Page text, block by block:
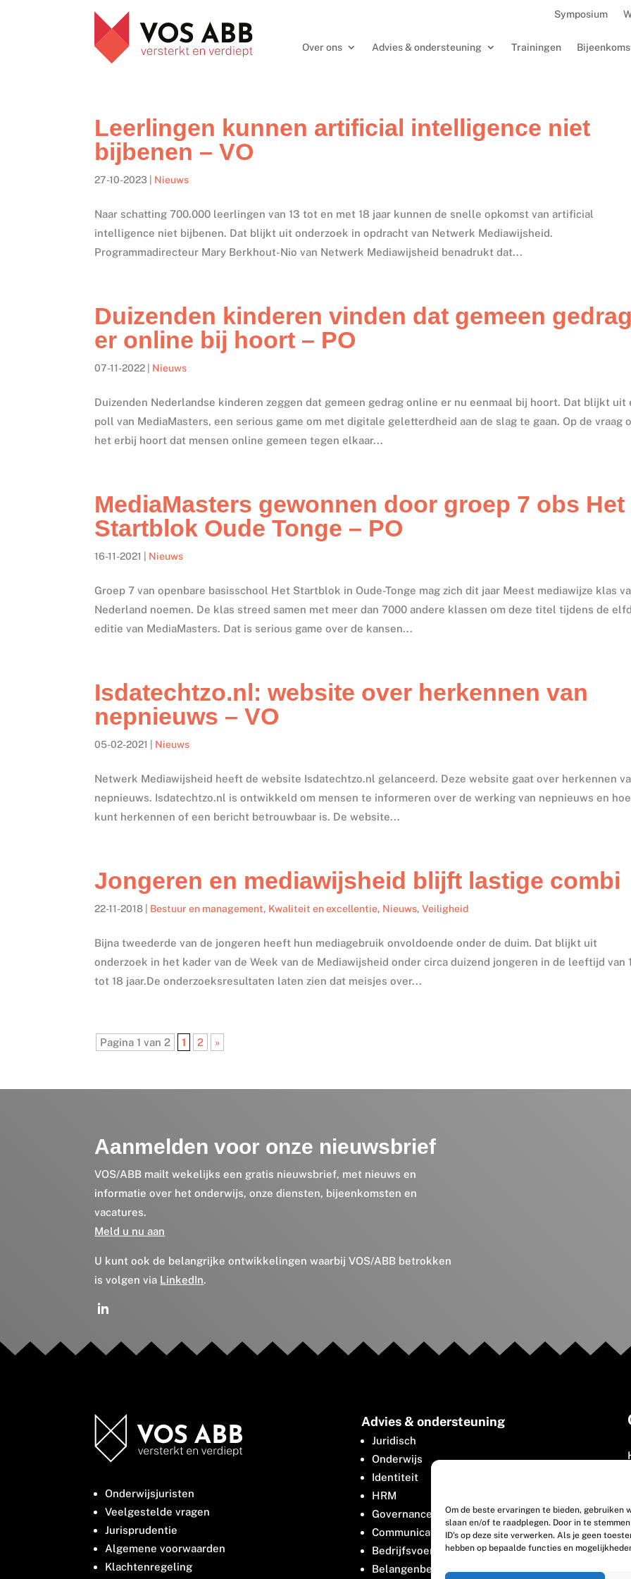
Om de beste ervaringen te bieden,
slaan en/of te raadplegen. Door in te
ID's op deze site verwerken. Als je geen
hebben op bepaalde functies en
Symposium
Over ons Advies & ondersteuning Trainingen
Leerlingen kunnen artificial intelligence niet
bijbenen – VO
27-10-2023 Nieuws
Naar schatting 700.000 leerlingen van 13 tot en met 18 jaar kunnen de snelle opkomst van artificial
intelligence niet bijbenen. Dat blijkt uit onderzoek in opdracht van Netwerk Mediawijsheid.
Programmadirecteur Mary Berkhout-Nio van Netwerk Mediawijsheid benadrukt dat...
Duizenden kinderen vinden dat gemeen
er online bij hoort – PO
07-11-2022 Nieuws
Duizenden Nederlandse kinderen zeggen dat gemeen gedrag online er nu eenmaal bij hoort. Dat blijkt uit
poll van MediaMasters, een serious game om met digitale geletterdheid aan de slag te gaan. Op de vraag
het erbij hoort dat mensen online gemeen tegen elkaar...
MediaMasters gewonnen door groep 7 obs Het
Startblok Oude Tonge – PO
16-11-2021 Nieuws
Groep 7 van openbare basisschool Het Startblok in Oude-Tonge mag zich dit jaar Meest mediawijze klas
Nederland noemen. De klas streed samen met meer dan 7000 andere klassen om deze titel tijdens de
editie van MediaMasters. Dat is serious game over de kansen...
Isdatechtzo.nl: website over herkennen van
nepnieuws – VO
05-02-2021 Nieuws
Netwerk Mediawijsheid heeft de website Isdatechtzo.nl gelanceerd. Deze website gaat over herkennen
nepnieuws. Isdatechtzo.nl is ontwikkeld om mensen te informeren over de werking van nepnieuws en
kunt herkennen of een bericht betrouwbaar is. De website...
Jongeren en mediawijsheid blijft lastige combi
22-11-2018 Bestuur en management, Kwaliteit en excellentie, Nieuws,Veiligheid
Bijna tweederde van de jongeren heeft hun mediagebruik onvoldoende onder de duim. Dat blijkt uit
onderzoek in het kader van de Week van de Mediawijsheid onder circa duizend jongeren in de leeftijd van
tot 18 jaar.De onderzoeksresultaten laten zien dat meisjes over...
Pagina 1 van 2 1 2 »
Aanmelden voor onze nieuwsbrief
VOS/ABB mailt wekelijks een gratis nieuwsbrief, met nieuws en
informatie over het onderwijs, onze diensten, bijeenkomsten en
vacatures.
Meld u nu aan
U kunt ook de belangrijke ontwikkelingen waarbij VOS/ABB betrokken
is volgen via LinkedIn.
Onderwijsjuristen
Veelgestelde vragen
Jurisprudentie
Algemene voorwaarden
Klachtenregeling
Advies & ondersteuning
Juridisch
Onderwijs
Identiteit
HRM
Governance
Communicatie
Bedrijfsvoering
Belangenbehartiging